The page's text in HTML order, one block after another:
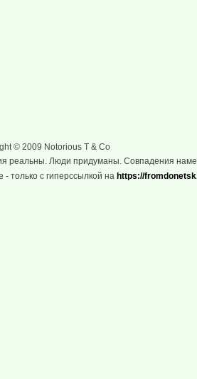
© 2009 Notorious T & Co
реальны. Люди придуманы. Совпадения
- только с гиперссылкой на https://